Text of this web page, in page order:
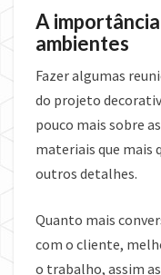
A
ambientes
Fazer algumas
do projeto
pouco mais sobre
materiais que mais
outros detalhes.
Quanto mais
com o cliente,
o trabalho, assim